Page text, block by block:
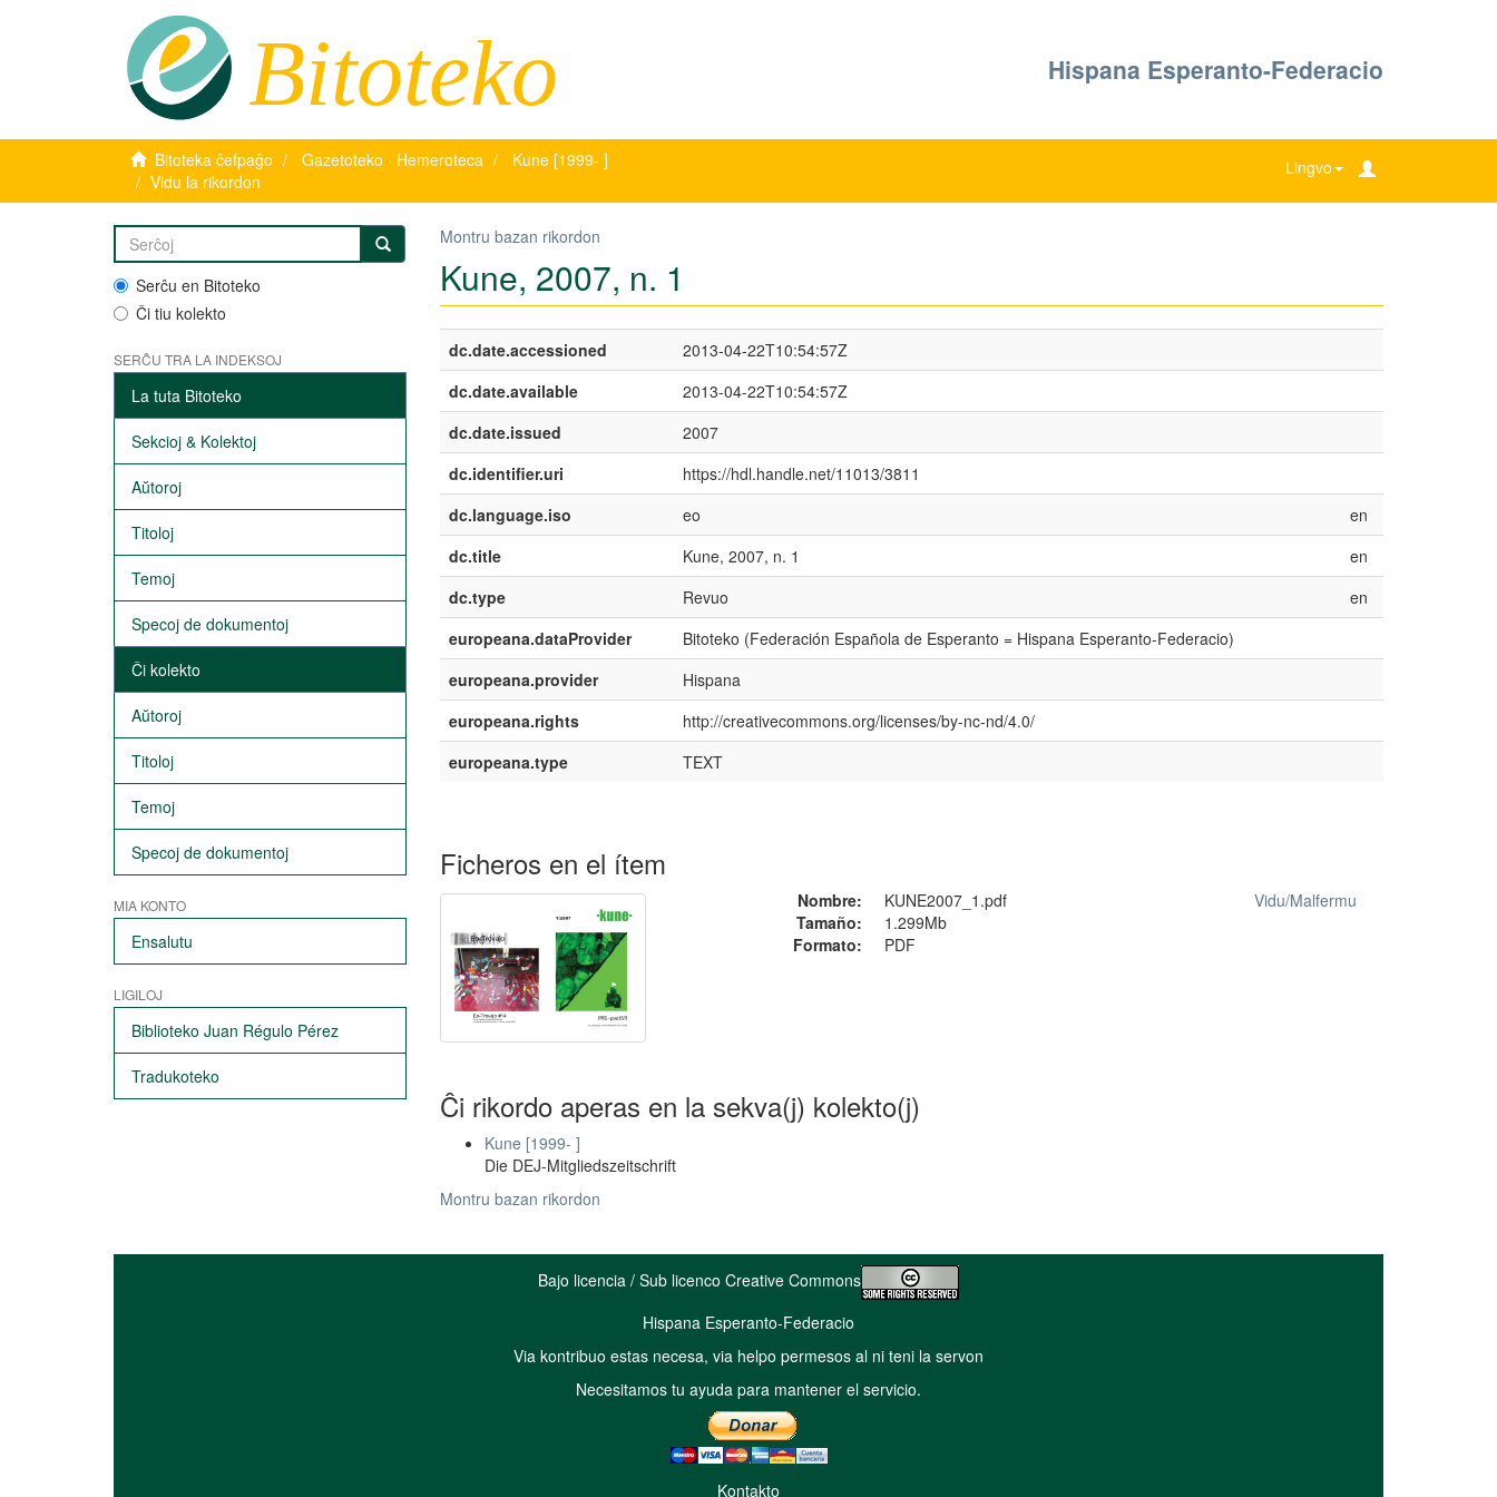
Bitoteko Hispana Esperanto-Federacio
Bitoteka ĉefpaĝo Gazetoteko · Hemeroteca
Kune [1999- ]
Vidu la rikordon
Lingvo
Serĉu en Bitoteko
Ĉi tiu kolekto
SERĈU TRA LA INDEKSOJ
La tuta Bitoteko
Sekcioj & Kolektoj
Aŭtoroj
Titoloj
Temoj
Specoj de dokumentoj
Ĉi kolekto
Aŭtoroj
Titoloj
Temoj
Specoj de dokumentoj
MIA KONTO
Ensalutu
LIGILOJ
Biblioteko Juan Régulo Pérez
Tradukoteko
Montru bazan rikordon
Kune, 2007, n. 1
dc.date.accessioned
2013-04-22T10:54:57Z
dc.date.available
2013-04-22T10:54:57Z
dc.date.issued
2007
dc.identifier.uri
https://hdl.handle.net/11013/3811
dc.language.iso
eo
en
dc.title
Kune, 2007, n. 1
en
dc.type
Revuo
en
europeana.dataProvider
Bitoteko (Federación Española de Esperanto = Hispana Esperanto-Federacio)
europeana.provider
Hispana
europeana.rights
http://creativecommons.org/licenses/by-nc-nd/4.0/
europeana.type
TEXT
Ficheros en el ítem
Nombre:
KUNE2007_1.pdf
Tamaño:
1.299Mb
Formato:
PDF
Vidu/Malfermu
Ĉi rikordo aperas en la sekva(j) kolekto(j)
Kune [1999- ]
Die DEJ-Mitgliedszeitschrift
Montru bazan rikordon
Bajo licencia / Sub licenco Creative Commons
Hispana Esperanto-Federacio
Via kontribuo estas necesa, via helpo permesos al ni teni la servon
Necesitamos tu ayuda para mantener el servicio.
Kontakto